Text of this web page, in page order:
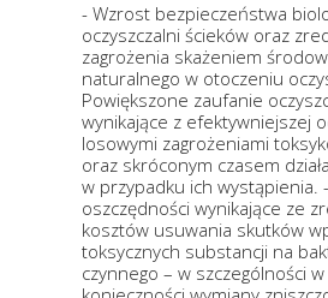
- Wzrost bezpieczeństwa
oczyszczalni ścieków oraz
zagrożenia skażeniem
naturalnego w otoczeniu
Powiększone zaufanie
wynikające z efektywniejszej
losowymi zagrożeniami
oraz skróconym czasem
w przypadku ich wystąpienia.
oszczędności wynikające ze
kosztów usuwania skutków
toksycznych substancji na
czynnego – w szczególności